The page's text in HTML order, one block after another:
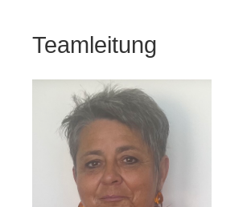
Teamleitung